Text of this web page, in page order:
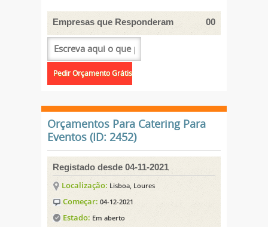
Empresas que Responderam 00
Orçamentos Para Catering Para
Eventos (ID: 2452)
Registado desde 04-11-2021
Localização: Lisboa, Loures
Começar: 04-12-2021
Estado: Em aberto